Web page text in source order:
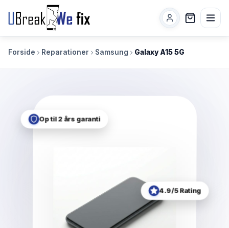
Forside Reparationer Samsung Galaxy A15 5G
Op til 2 års garanti
4.9/5 Rating